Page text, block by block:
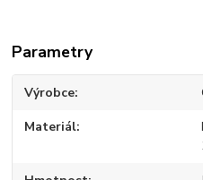
Parametry
Výrobce
Materiál